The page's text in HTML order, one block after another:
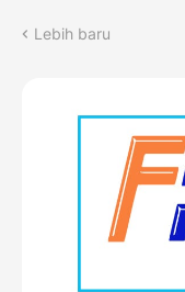
Lebih baru